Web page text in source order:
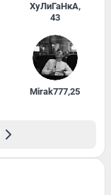
ХуЛиГаНкА,
43
Mirak777,25